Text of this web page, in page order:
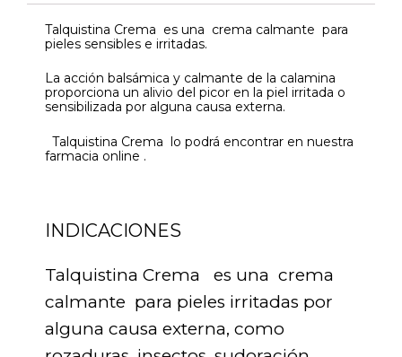
Talquistina Crema es una crema calmante para
pieles sensibles e irritadas.
La acción balsámica y calmante de la calamina
proporciona un alivio del picor en la piel irritada o
sensibilizada por alguna causa externa.
Talquistina Crema lo podrá encontrar en nuestra
farmacia online .
INDICACIONES
Talquistina Crema es una crema
calmante para pieles irritadas por
alguna causa externa, como